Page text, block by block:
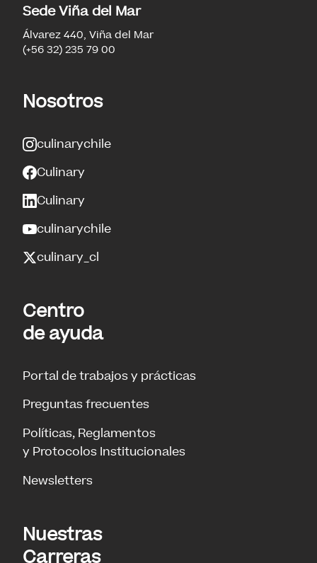
Sede Viña del Mar
Álvarez 440, Viña del Mar
(+56 32) 235 79 00
Nosotros
culinarychile
Culinary
Culinary
culinarychile
culinary_cl
Centro
de ayuda
Portal de trabajos y prácticas
Preguntas frecuentes
Políticas, Reglamentos
y Protocolos Institucionales
Newsletters
Nuestras
Carreras